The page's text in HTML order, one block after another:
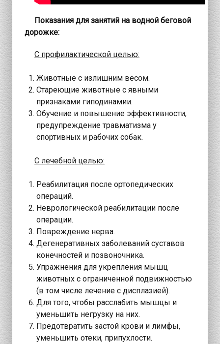
Показания для занятий на водной беговой
дорожке:
С профилактической целью:
Животные с излишним весом.
Стареющие животные с явными
признаками гиподинамии.
Обучение и повышение эффективности,
предупреждение травматизма у
спортивных и рабочих собак.
С лечебной целью:
Реабилитация после ортопедических
операций.
Неврологической реабилитации после
операции.
Повреждение нерва.
Дегенеративных заболеваний суставов
конечностей и позвоночника.
Упражнения для укрепления мышц
животных с ограниченной подвижностью
(в том числе лечение с дисплазией).
Для того, чтобы расслабить мышцы и
уменьшить негрузку на них.
Предотвратить застой крови и лимфы,
уменьшить отеки, припухлости.